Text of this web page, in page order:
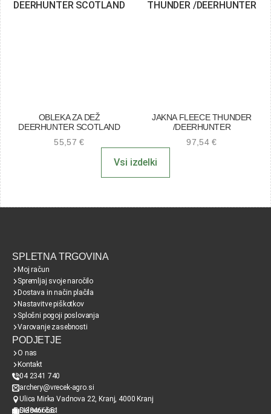
OBLEKA ZA DEŽ
DEERHUNTER SCOTLAND
55,57€
JAKNA FLEECE THUNDER
/DEERHUNTER
97,54€
Vsi izdelki
SPLETNA TRGOVINA
Moj račun
Spremljaj svoje naročilo
Dostava in način plačila
Nastavitve piškotkov
Splošni pogoji poslovanja
Varovanje zasebnosti
PODJETJE
O nas
Kontakt
04 2341 740
archery@vrecek-agro.si
Ulica Mirka Vadnova 22, Kranj, 4000 Kranj
SI38466651
Delovni čas